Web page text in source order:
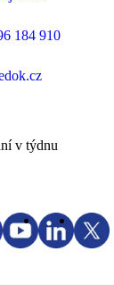
184 910
v týdnu